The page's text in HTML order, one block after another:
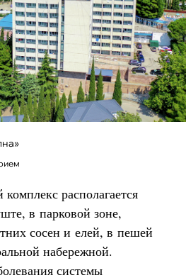
располагается
в парковой зоне,
сосен и елей, в пешей
набережной.
системы